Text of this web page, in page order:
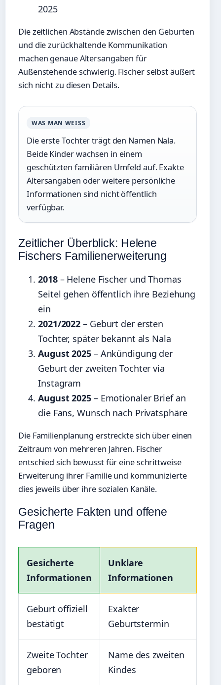
2025
Die zeitlichen Abstände zwischen den Geburten
und die zurückhaltende Kommunikation
machen genaue Altersangaben für
Außenstehende schwierig. Fischer selbst äußert
sich nicht zu diesen Details.
WAS MAN WEISS
Die erste Tochter trägt den Namen Nala.
Beide Kinder wachsen in einem
geschützten familiären Umfeld auf. Exakte
Altersangaben oder weitere persönliche
Informationen sind nicht öffentlich
verfügbar.
Zeitlicher Überblick: Helene
Fischers Familienerweiterung
2018– Helene Fischer und Thomas
Seitel gehen öffentlich ihre Beziehung
ein
2021/2022 – Geburt der ersten
Tochter, später bekannt als Nala
August 2025– Ankündigung der
Geburt der zweiten Tochter via
Instagram
August 2025– Emotionaler Brief an
die Fans, Wunsch nach Privatsphäre
Die Familienplanung erstreckte sich über einen
Zeitraum von mehreren Jahren. Fischer
entschied sich bewusst für eine schrittweise
Erweiterung ihrer Familie und kommunizierte
dies jeweils über ihre sozialen Kanäle.
Gesicherte Fakten und offene
Fragen
Gesicherte
Informationen
Unklare
Informationen
Geburt offiziell
bestätigt
Exakter
Geburtstermin
Zweite Tochter
geboren
Name des zweiten
Kindes